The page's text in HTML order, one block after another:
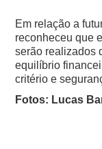
Em relação a
reconheceu que
serão realizados
equilíbrio
critério e
Fotos: Lucas